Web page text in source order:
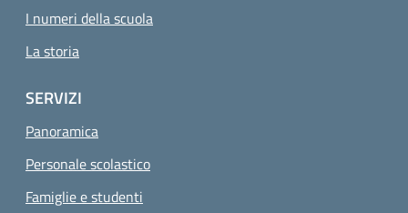
I numeri della scuola
La storia
SERVIZI
Panoramica
Personale scolastico
Famiglie e studenti